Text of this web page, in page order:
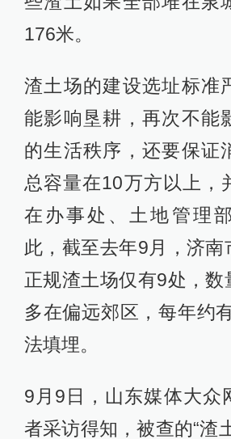
176米。
渣土场的建设选址标准
能影响垦耕，再次不能
的生活秩序，还要保证
总容量在10万方以上，
在办事处、土地管理
此，截至去年9月，济南
正规渣土场仅有9处，数
多在偏远郊区，每年约
法填埋。
9月9日，山东媒体大众
者采访得知，被查的“渣